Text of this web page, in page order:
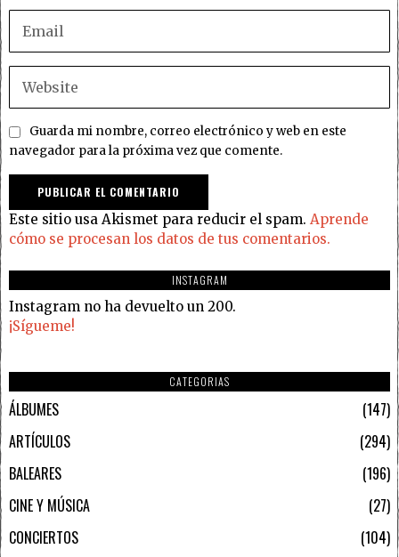
Guarda mi nombre, correo electrónico y web en este
navegador para la próxima vez que comente.
Este sitio usa Akismet para reducir el spam. Aprende
cómo se procesan los datos de tus comentarios.
INSTAGRAM
Instagram no ha devuelto un 200.
¡Sígueme!
CATEGORIAS
ÁLBUMES
147
ARTÍCULOS
294
BALEARES
196
CINE Y MÚSICA
27
CONCIERTOS
104